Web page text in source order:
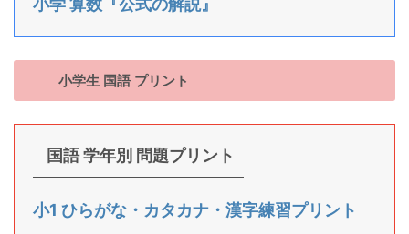
小学 算数『公式の解説』
小学生 国語 プリント
国語 学年別 問題プリント
小1 ひらがな・カタカナ・漢字練習プリント